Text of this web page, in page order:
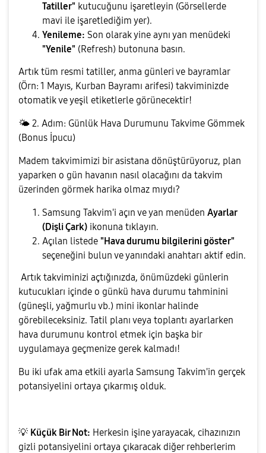
Tatiller" kutucuğunu işaretleyin (Görsellerde
mavi ile işaretlediğim yer).
Yenileme: Son olarak yine aynı yan menüdeki
"Yenile" (Refresh) butonuna basın.
​Artık tüm resmi tatiller, anma günleri ve bayramlar
(Örn: 1 Mayıs, Kurban Bayramı arifesi) takviminizde
otomatik ve yeşil etiketlerle görünecektir!
🌤 ️ 2. Adım: Günlük Hava Durumunu Takvime Gömmek
(Bonus İpucu)
​Madem takvimimizi bir asistana dönüştürüyoruz, plan
yaparken o gün havanın nasıl olacağını da takvim
üzerinden görmek harika olmaz mıydı?
​Samsung Takvim'i açın ve yan menüden Ayarlar
(Dişli Çark) ikonuna tıklayın.
​Açılan listede "Hava durumu bilgilerini göster"
seçeneğini bulun ve yanındaki anahtarı aktif edin.
​ Artık takviminizi açtığınızda, önümüzdeki günlerin
kutucukları içinde o günkü hava durumu tahminini
(güneşli, yağmurlu vb.) mini ikonlar halinde
görebileceksiniz. Tatil planı veya toplantı ayarlarken
hava durumunu kontrol etmek için başka bir
uygulamaya geçmenize gerek kalmadı!
​Bu iki ufak ama etkili ayarla Samsung Takvim'in gerçek
potansiyelini ortaya çıkarmış olduk.
💡 Küçük Bir Not: Herkesin işine yarayacak, cihazınızın
gizli potansiyelini ortaya çıkaracak diğer rehberlerim